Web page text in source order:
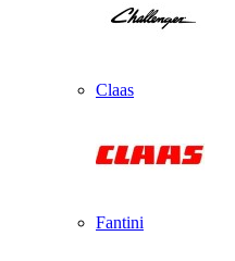
Claas
Fantini